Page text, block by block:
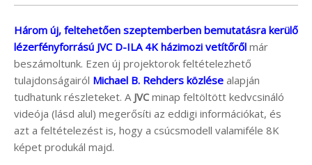
Három új, feltehetően szeptemberben bemutatásra kerülő
lézerfényforrású JVC D-ILA 4K házimozi vetítőről már
beszámoltunk. Ezen új projektorok feltételezhető
tulajdonságairól Michael B. Rehders közlése alapján
tudhatunk részleteket. A JVCminap feltöltött kedvcsináló
videója (lásd alul) megerősíti az eddigi információkat, és
azt a feltételezést is, hogy a csúcsmodell valamiféle 8K
képet produkál majd.